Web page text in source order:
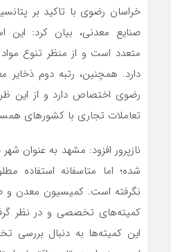
خراسان رضوی با تاکید بر
صنایع معدنی، بیان کرد: این
متعدد است و از منظر تنوع
دارد. همچنین، رتبه دوم ذخایر
رضوی اختصاص دارد و از این
تعاملات تجاری با کشورهای
نازپرور افزود: مشهد به عنوان
شده؛ اما متاسفانه استفاده
نگرفته است. کمیسیون معدن و
کمیته‌های تخصصی و در نظر
این کمیته‌ها به دنبال بررسی